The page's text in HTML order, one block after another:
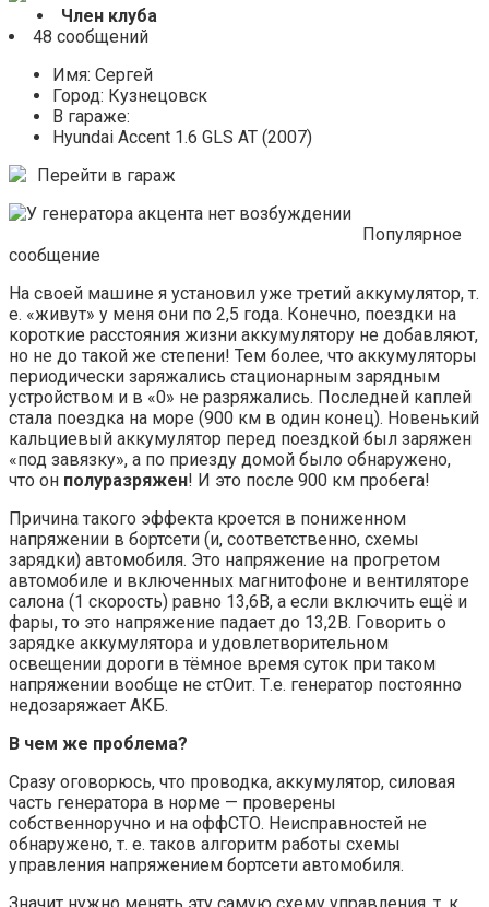
Член клуба
48 сообщений
Имя: Сергей
Город: Кузнецовск
В гараже:
Hyundai Accent 1.6 GLS AT (2007)
Перейти в гараж
Популярное
сообщение
На своей машине я установил уже третий аккумулятор, т.
е. «живут» у меня они по 2,5 года. Конечно, поездки на
короткие расстояния жизни аккумулятору не добавляют,
но не до такой же степени! Тем более, что аккумуляторы
периодически заряжались стационарным зарядным
устройством и в «0» не разряжались. Последней каплей
стала поездка на море (900 км в один конец). Новенький
кальциевый аккумулятор перед поездкой был заряжен
«под завязку», а по приезду домой было обнаружено,
что он полуразряжен! И это после 900 км пробега!
Причина такого эффекта кроется в пониженном
напряжении в бортсети (и, соответственно, схемы
зарядки) автомобиля. Это напряжение на прогретом
автомобиле и включенных магнитофоне и вентиляторе
салона (1 скорость) равно 13,6В, а если включить ещё и
фары, то это напряжение падает до 13,2В. Говорить о
зарядке аккумулятора и удовлетворительном
освещении дороги в тёмное время суток при таком
напряжении вообще не стОит. Т.е. генератор постоянно
недозаряжает АКБ.
В чем же проблема?
Сразу оговорюсь, что проводка, аккумулятор, силовая
часть генератора в норме — проверены
собственноручно и на оффСТО. Неисправностей не
обнаружено, т. е. таков алгоритм работы схемы
управления напряжением бортсети автомобиля.
Значит нужно менять эту самую схему управления, т. к.